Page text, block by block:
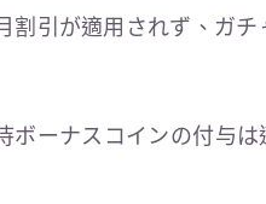
引が適用されず、ガチ
ーナスコインの付与は